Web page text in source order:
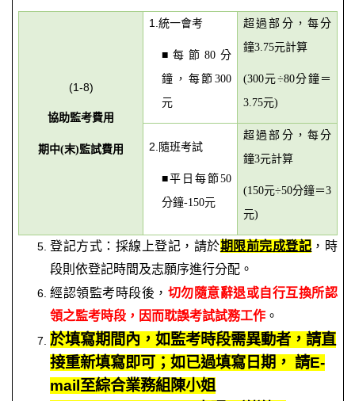
(1-8)
協助監考費用
期中(末)監試費用
1. 統一會考
■ 每節 80 分
鐘，每節 300
元
超過部分，每分
鐘3.75元計算
(300元÷80分鐘＝
3.75元)
2. 隨班考試
■平日每節50
分鐘-150元
超過部分，每分
鐘3元計算
(150元÷50分鐘＝3
元)
登記方式：採線上登記，請於期限前完成登記 ，時
段則依登記時間及志願序進行分配。
經認領監考時段後， 切勿隨意辭退或自行互換所認
領之監考時段，因而耽誤考試試務工作 。
於填寫期間內，如監考時段需異動者，請直
接重新填寫即可；如已過填寫日期， 請E-
mail至綜合業務組陳小姐